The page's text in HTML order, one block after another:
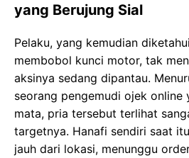
yang Berujung Sial
Pelaku, yang kemudian
membobol kunci motor, tak
aksinya sedang dipantau.
seorang pengemudi ojek online
mata, pria tersebut terlihat
targetnya. Hanafi sendiri saat
jauh dari lokasi, menunggu